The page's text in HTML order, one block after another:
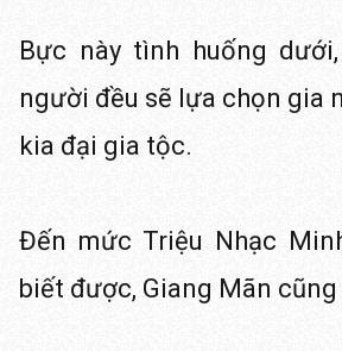
Bực này tình huống
người đều sẽ lựa chọn gia
kia đại gia tộc.
Đến mức Triệu Nhạc
biết được, Giang Mãn